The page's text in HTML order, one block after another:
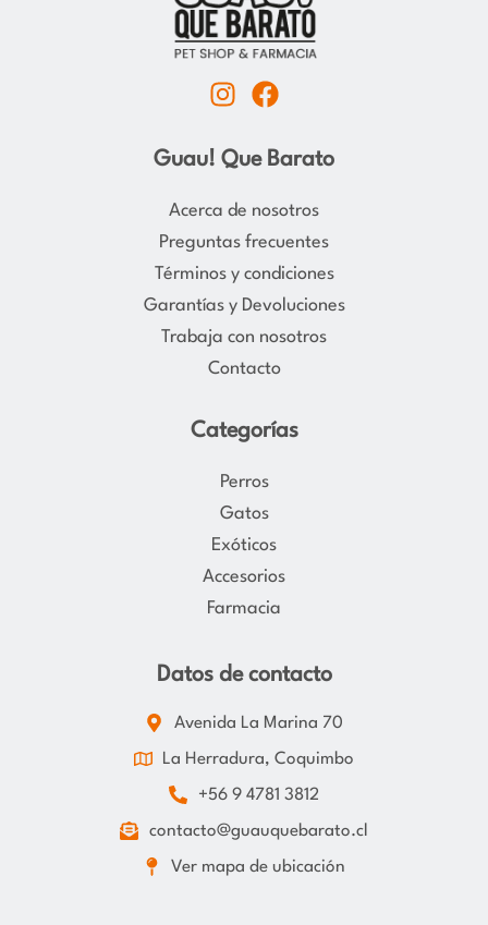
I
s
t
a
r
a
m
F
c
e
b
o
k
Guau! Que Barato
Acerca de nosotros
Preguntas frecuentes
Términos y condiciones
Garantías y Devoluciones
Trabaja con nosotros
Contacto
Categorías
Perros
Gatos
Exóticos
Accesorios
Farmacia
Datos de contacto
Avenida La Marina 70
La Herradura, Coquimbo
+56 9 4781 3812
contacto@guauquebarato.cl
Ver mapa de ubicación